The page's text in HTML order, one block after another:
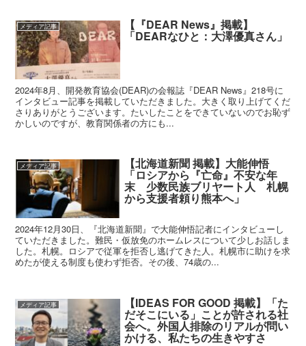
メディア記事 【『DEAR News』掲載】
「DEARなひと：大澤優真さん」
2024年8月、開発教育協会(DEAR)の会報誌『DEAR News』218号に
インタビュー記事を掲載していただきました。大きく取り上げてくだ
さりありがとうございます。たいしたことをできていないのでお恥ず
かしいのですが、教育関係者の方にも...
メディア記事 【北海道新聞 掲載】大能伸悟
「ロシアから『亡命』不安な年
末 少数民族ブリヤート人 札幌
から支援者頼り熊本へ」
2024年12月30日、『北海道新聞』で大能伸悟記者にインタビューし
ていただきました。難民・仮放免のホームレスについて少しお話しま
した。札幌。ロシアで従軍を拒否し逃げてきた人。札幌市に助けを求
めたが使える制度も使わず拒否。その後、74歳の...
メディア記事 【IDEAS FOR GOOD 掲載】「た
だそこにいる」ことが許される社
会へ。外国人排除のリアルが問い
かける、私たちの生きやすさ